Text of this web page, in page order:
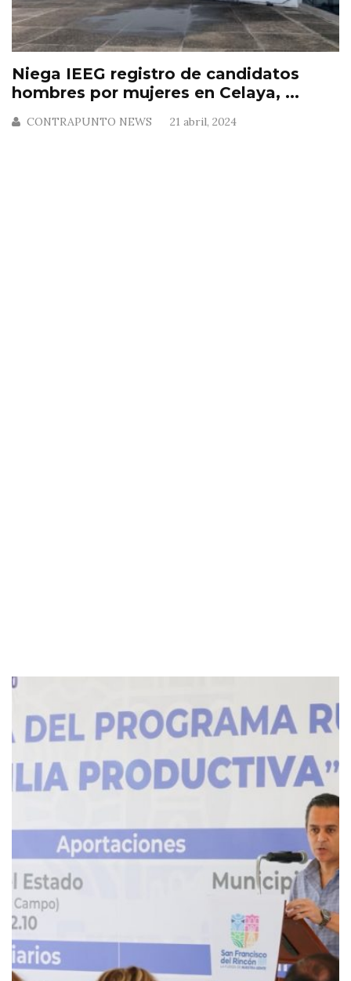
Niega IEEG registro de candidatos
hombres por mujeres en Celaya, ...
CONTRAPUNTO NEWS 21 abril, 2024